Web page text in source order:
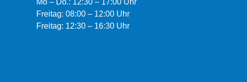
Freitag: 08:00 – 12:00 Uhr
Freitag: 12:30 – 16:30 Uhr